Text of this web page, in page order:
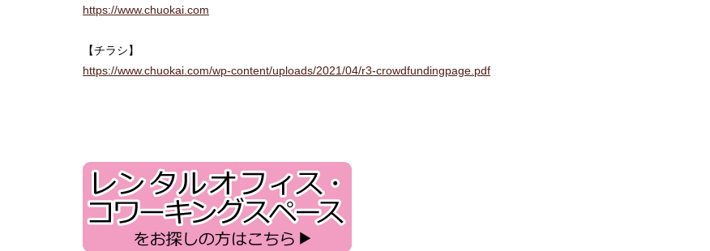
https://www.chuokai.com
【チラシ】
https://www.chuokai.com/wp-content/uploads/2021/04/r3-crowdfundingpage.pdf